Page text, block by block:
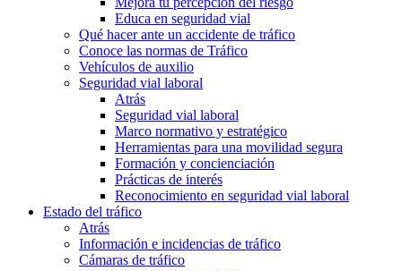
Educa en seguridad vial
Qué hacer ante un accidente de tráfico
Conoce las normas de Tráfico
Vehículos de auxilio
Seguridad vial laboral
Atrás
Seguridad vial laboral
Marco normativo y estratégico
Herramientas para una movilidad segura
Formación y concienciación
Prácticas de interés
Reconocimiento en seguridad vial laboral
Estado del tráfico
Atrás
Información e incidencias de tráfico
Cámaras de tráfico